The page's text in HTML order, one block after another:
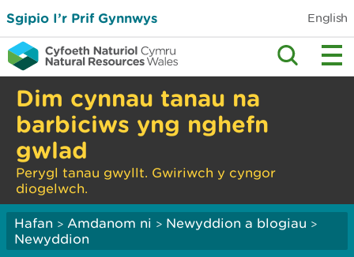
Sgipio I’r Prif Gynnwys English
Dim cynnau tanau na
barbiciws yng nghefn
gwlad
Perygl tanau gwyllt. Gwiriwch y cyngor
diogelwch.
Hafan > Amdanom ni > Newyddion a blogiau >
Newyddion